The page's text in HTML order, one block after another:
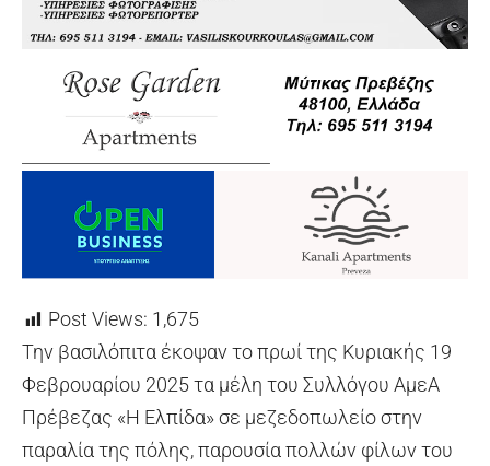
Post Views: 1,675
Την βασιλόπιτα έκοψαν το πρωί της Κυριακής 19
Φεβρουαρίου 2025 τα μέλη του Συλλόγου ΑμεΑ
Πρέβεζας «Η Ελπίδα» σε μεζεδοπωλείο στην
παραλία της πόλης, παρουσία πολλών φίλων του